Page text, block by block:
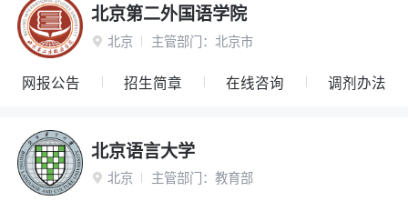
北京第二外国语学院
 北京 主管部门： 北京市
网报公告 招生简章 在线咨询 调剂办法
北京语言大学
 北京 主管部门： 教育部